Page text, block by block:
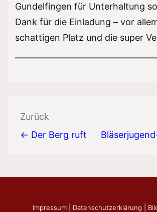
Gundelfingen für Unterhaltung
Dank für die Einladung – vor
schattigen Platz und die super
Beitragsnavigation
Zurück
← Der Berg ruft
Impressum| Datenschutzerklärung